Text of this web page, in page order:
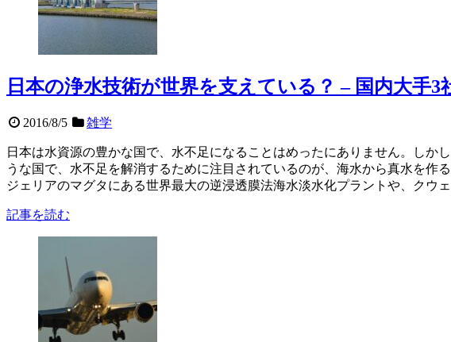
日本の浄水技術が世界を支えている？ – 国内大手
2016/8/5 雑学
日本は水資源の豊かな国で、水不足になることはめったにありません。し
うな国で、水不足を解消するために注目されているのが、海水から真水を
ジェリアのマグタにある世界最大の逆浸透膜法海水淡水化プラントや、クウ
記事を読む